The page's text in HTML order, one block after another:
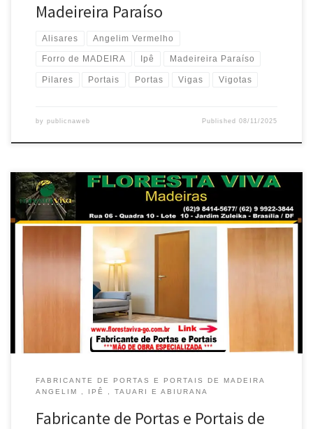
Madeireira Paraíso
Alisares Angelim Vermelho
Forro de MADEIRA Ipê Madeireira Paraíso
Pilares Portais Portas Vigas Vigotas
by publicnaweb Published08/11/2025
Floresta Viva Madeiras , Fabricante de Portas e Portais com
Madeira Maciça de Angelim e de Ipê – BR 040 – Jardim Zuleika –
Luziânia /GO Fabricante de Portas e Portais de Madeira Tauari ,
Entrega em Valparaíso /GO Portas e Portais com Madeira Lisa ,
Entrega em Vicente Pires […]
FABRICANTE DE PORTAS E PORTAIS DE MADEIRA
ANGELIM , IPÊ , TAUARI E ABIURANA
Fabricante de Portas e Portais de